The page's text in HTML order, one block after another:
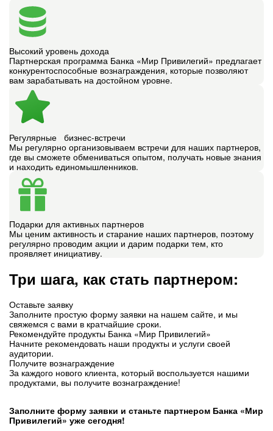
Высокий уровень дохода
Партнерская программа Банка «Мир Привилегий» предлагает
конкурентоспособные вознаграждения, которые позволяют
вам зарабатывать на достойном уровне.
Регулярные бизнес-встречи
Мы регулярно организовываем встречи для наших партнеров,
где вы сможете обмениваться опытом, получать новые знания
и находить единомышленников.
Подарки для активных партнеров
Мы ценим активность и старание наших партнеров, поэтому
регулярно проводим акции и дарим подарки тем, кто
проявляет инициативу.
Три шага, как стать партнером:
Оставьте заявку
Заполните простую форму заявки на нашем сайте, и мы
свяжемся с вами в кратчайшие сроки.
Рекомендуйте продукты Банка «Мир Привилегий»
Начните рекомендовать наши продукты и услуги своей
аудитории.
Получите вознаграждение
За каждого нового клиента, который воспользуется нашими
продуктами, вы получите вознаграждение!
Заполните форму заявки и станьте партнером Банка «Мир
Привилегий» уже сегодня!